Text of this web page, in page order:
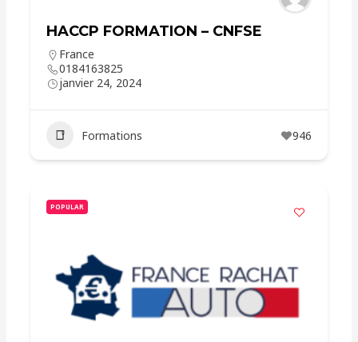
HACCP FORMATION – CNFSE
France
0184163825
janvier 24, 2024
Formations 946
POPULAR